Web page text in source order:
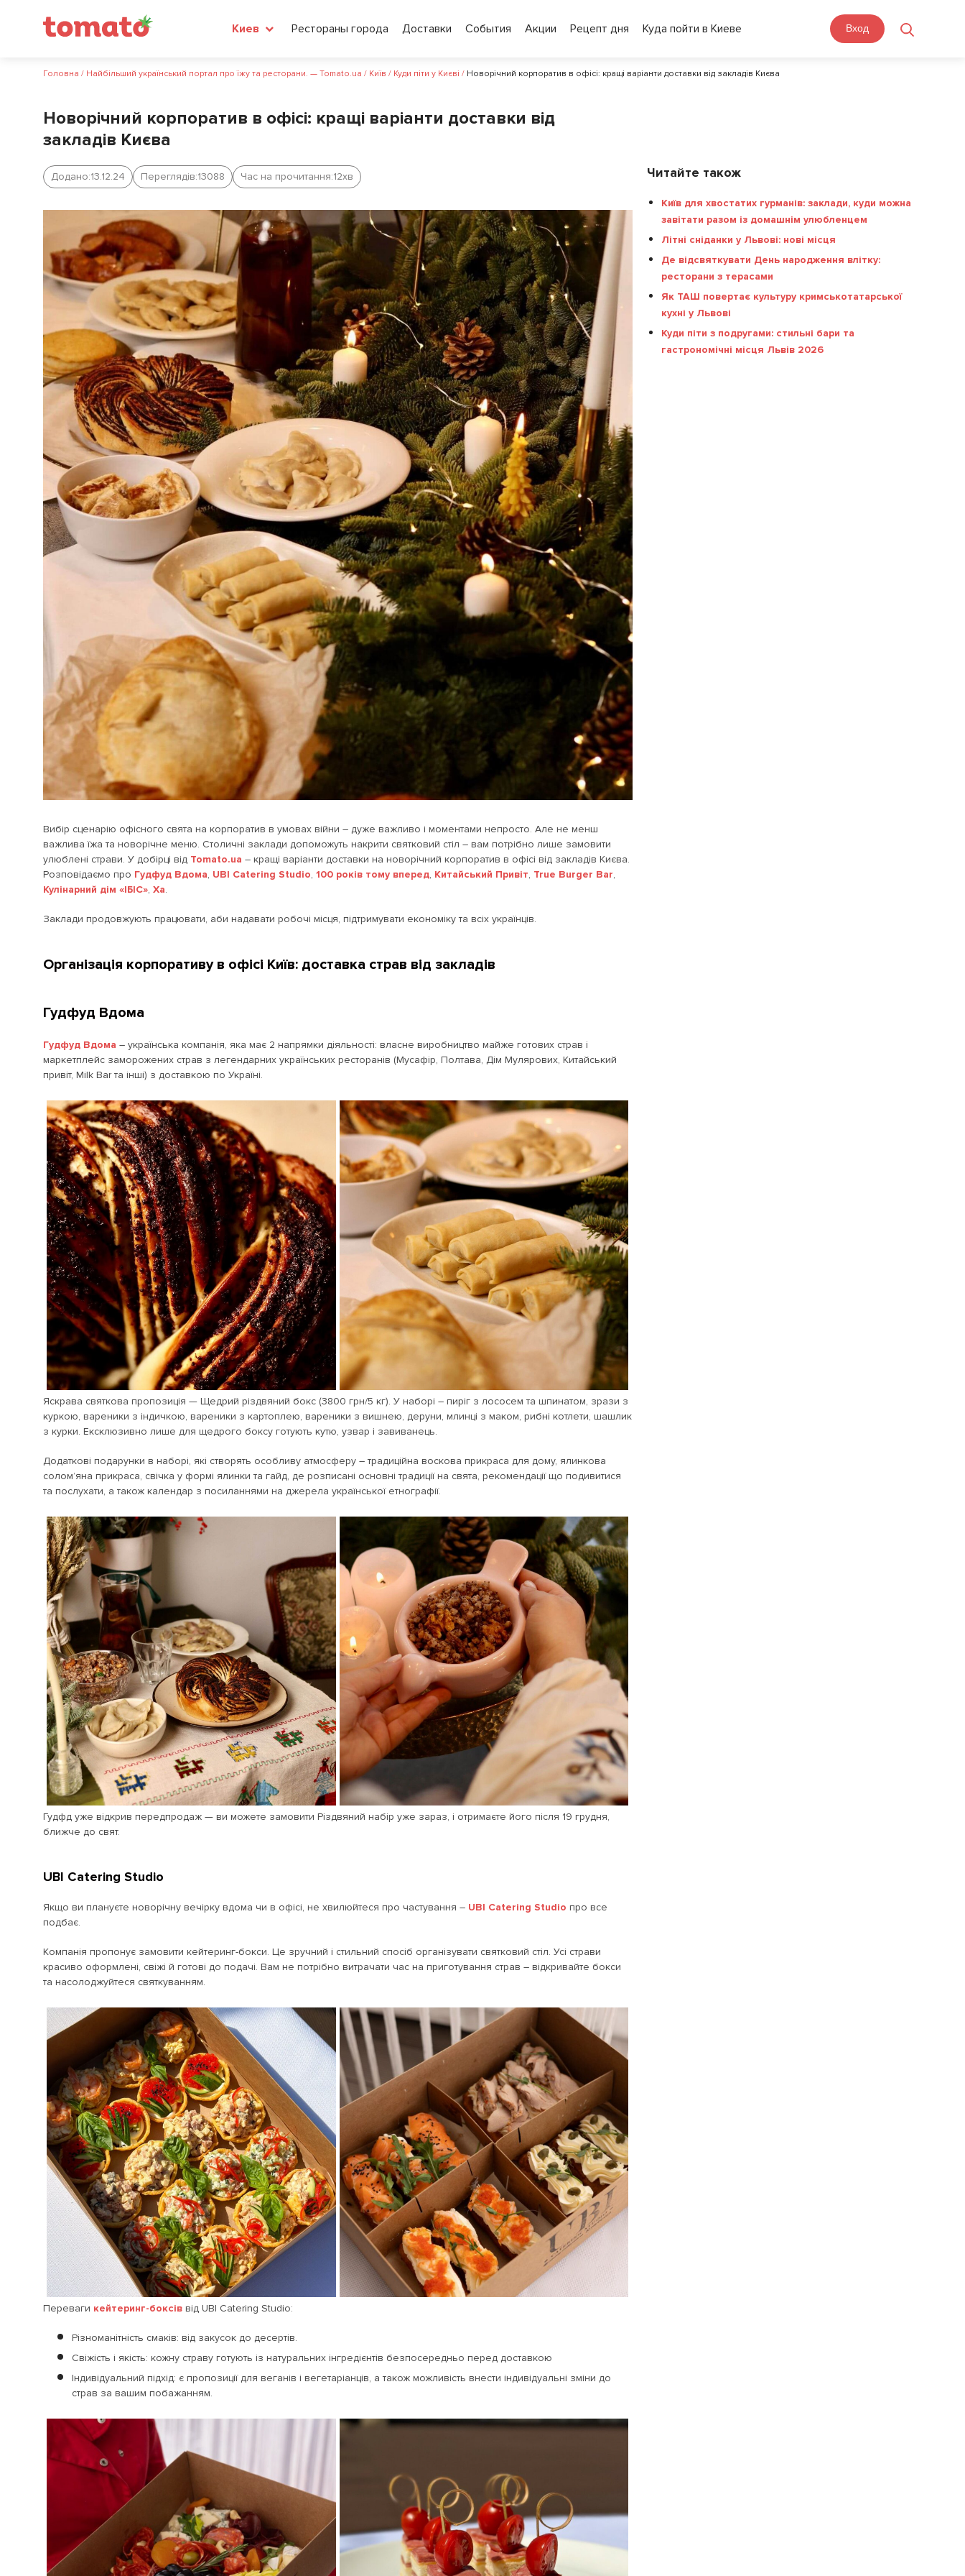
Киев Рестораны города Доставки События Акции Рецепт дня Куда пойти в Киеве Вход
Головна / Найбільший український портал про їжу та ресторани. — Tomato.ua / Київ / Куди піти у Києві / Новорічний корпоратив в офісі: кращі варіанти доставки від закладів Києва
Новорічний корпоратив в офісі: кращі варіанти доставки від
закладів Києва
Додано:13.12.24 Переглядів:13088 Час на прочитання:12хв
Вибір сценарію офісного свята на корпоратив в умовах війни – дуже важливо і моментами непросто. Але не менш
важлива їжа та новорічне меню. Столичні заклади допоможуть накрити святковий стіл – вам потрібно лише замовити
улюблені страви. У добірці від Tomato.ua – кращі варіанти доставки на новорічний корпоратив в офісі від закладів Києва.
Розповідаємо про Гудфуд Вдома, UBI Catering Studio, 100 років тому вперед, Китайський Привіт, True Burger Bar,
Кулінарний дім «ІБІС», Ха.
Заклади продовжують працювати, аби надавати робочі місця, підтримувати економіку та всіх українців.
Організація корпоративу в офісі Київ: доставка страв від закладів
Гудфуд Вдома
Гудфуд Вдома – українська компанія, яка має 2 напрямки діяльності: власне виробництво майже готових страв і
маркетплейс заморожених страв з легендарних українських ресторанів (Мусафір, Полтава, Дім Мулярових, Китайський
привіт, Milk Bar та інші) з доставкою по Україні.
Яскрава святкова пропозиція — Щедрий різдвяний бокс (3800 грн/5 кг). У наборі – пиріг з лососем та шпинатом, зрази з
куркою, вареники з індичкою, вареники з картоплею, вареники з вишнею, деруни, млинці з маком, рибні котлети, шашлик
з курки. Ексклюзивно лише для щедрого боксу готують кутю, узвар і завиванець.
Додаткові подарунки в наборі, які створять особливу атмосферу – традиційна воскова прикраса для дому, ялинкова
солом’яна прикраса, свічка у формі ялинки та гайд, де розписані основні традиції на свята, рекомендації що подивитися
та послухати, а також календар з посиланнями на джерела української етнографії.
Гудфд уже відкрив передпродаж — ви можете замовити Різдвяний набір уже зараз, і отримаєте його після 19 грудня,
ближче до свят.
UBI Catering Studio
Якщо ви плануєте новорічну вечірку вдома чи в офісі, не хвилюйтеся про частування – UBI Catering Studio про все
подбає.
Компанія пропонує замовити кейтеринг-бокси. Це зручний і стильний спосіб організувати святковий стіл. Усі страви
красиво оформлені, свіжі й готові до подачі. Вам не потрібно витрачати час на приготування страв – відкривайте бокси
та насолоджуйтеся святкуванням.
Переваги кейтеринг-боксів від UBI Catering Studio:
Різноманітність смаків: від закусок до десертів.
Свіжість і якість: кожну страву готують із натуральних інгредієнтів безпосередньо перед доставкою
Індивідуальний підхід: є пропозиції для веганів і вегетаріанців, а також можливість внести індивідуальні зміни до
страв за вашим побажанням.
Читайте також
Київ для хвостатих гурманів: заклади, куди можна
завітати разом із домашнім улюбленцем
Літні сніданки у Львові: нові місця
Де відсвяткувати День народження влітку:
ресторани з терасами
Як ТАШ повертає культуру кримськотатарської
кухні у Львові
Куди піти з подругами: стильні бари та
гастрономічні місця Львів 2026